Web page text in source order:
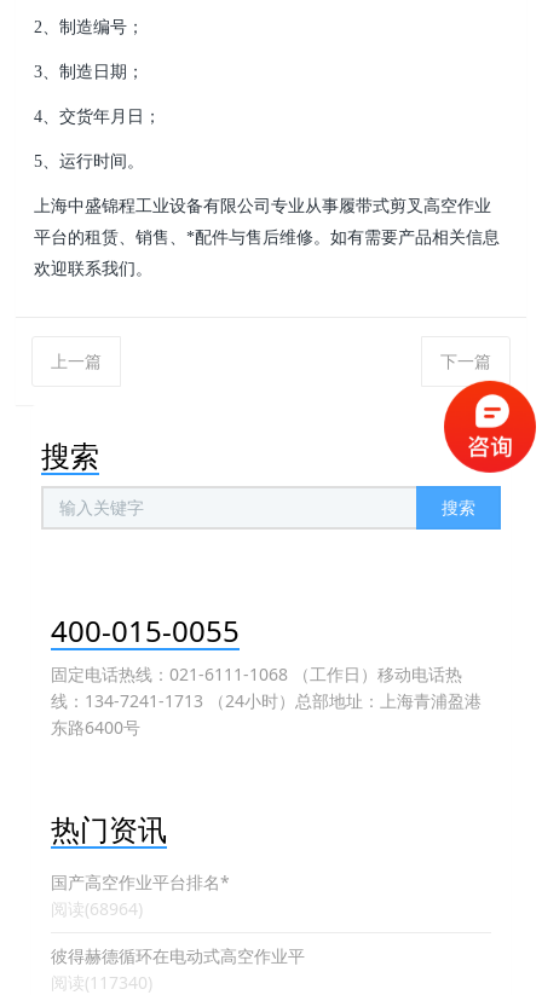
2、制造编号；
3、制造日期；
4、交货年月日；
5、运行时间。
上海中盛锦程工业设备有限公司专业从事履带式剪叉高空作业
平台的租赁、销售、*配件与售后维修。如有需要产品相关信息
欢迎联系我们。
上一篇 下一篇
搜索
搜索
400-015-0055
固定电话热线：021-6111-1068 （工作日）移动电话热
线：134-7241-1713 （24小时）总部地址：上海青浦盈港
东路6400号
热门资讯
国产高空作业平台排名*
阅读(68964)
彼得赫德循环在电动式高空作业平
阅读(117340)